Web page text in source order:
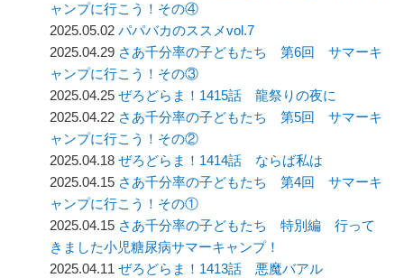
ャンプに行こう！その④
2025.05.02パパバカのススメvol.7
2025.04.29 さあ千分率の子どもたち 第6回 サマーキ
ャンプに行こう！その③
2025.04.25ぜろどらま！1415話 龍祭りの夜に
2025.04.22 さあ千分率の子どもたち 第5回 サマーキ
ャンプに行こう！その②
2025.04.18ぜろどらま！1414話 ならば私は
2025.04.15 さあ千分率の子どもたち 第4回 サマーキ
ャンプに行こう！その①
2025.04.15 さあ千分率の子どもたち 特別編 行って
きました小児糖尿病サマーキャンプ！
2025.04.11ぜろどらま！1413話 悪魔バアル